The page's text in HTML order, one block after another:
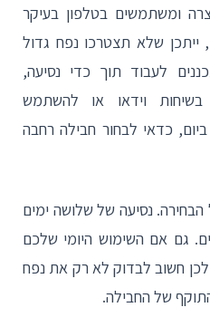
ומשתמשים בטלפון בעיקר
ייתכן שלא תצטרכו נפח גדול
לעבוד תוך כדי נסיעה,
וידאו או להשתמש
כדאי לבחור חבילה רחבה
נסיעה של שלושה ימים
גם אם השימוש היומי שלכם
חשוב לבדוק לא רק את נפח
של החבילה.